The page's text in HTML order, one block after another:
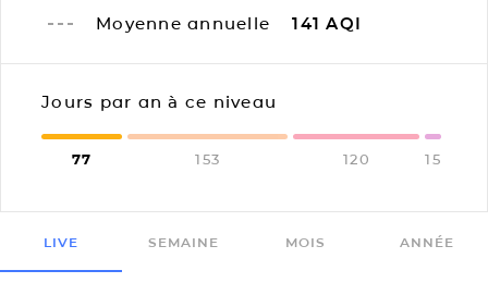
Moyenne annuelle 141 AQI
Jours par an à ce niveau
77 153 120 15
LIVE SEMAINE MOIS ANNÉE